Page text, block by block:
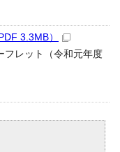
3.3MB）
レット（令和元年度